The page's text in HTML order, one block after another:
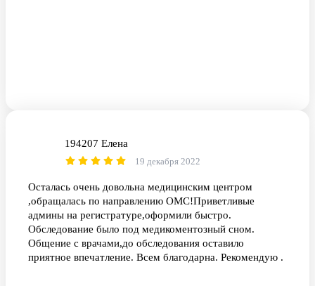
194207 Елена
19 декабря 2022
Осталась очень довольна медицинским центром
,обращалась по направлению ОМС!Приветливые
админы на регистратуре,оформили быстро.
Обследование было под медикоментозный сном.
Общение с врачами,до обследования оставило
приятное впечатление. Всем благодарна. Рекомендую .